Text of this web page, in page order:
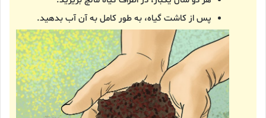
پس از کاشت گیاه، به طور کامل به آن آب بدهید.